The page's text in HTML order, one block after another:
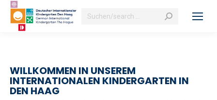
Search:
WILLKOMMEN IN UNSEREM
INTERNATIONALEN KINDERGARTEN IN
DEN HAAG